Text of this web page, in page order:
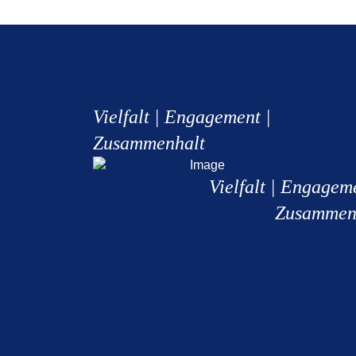
Vielfalt | Engagement |
Zusammenhalt
Vielfalt |